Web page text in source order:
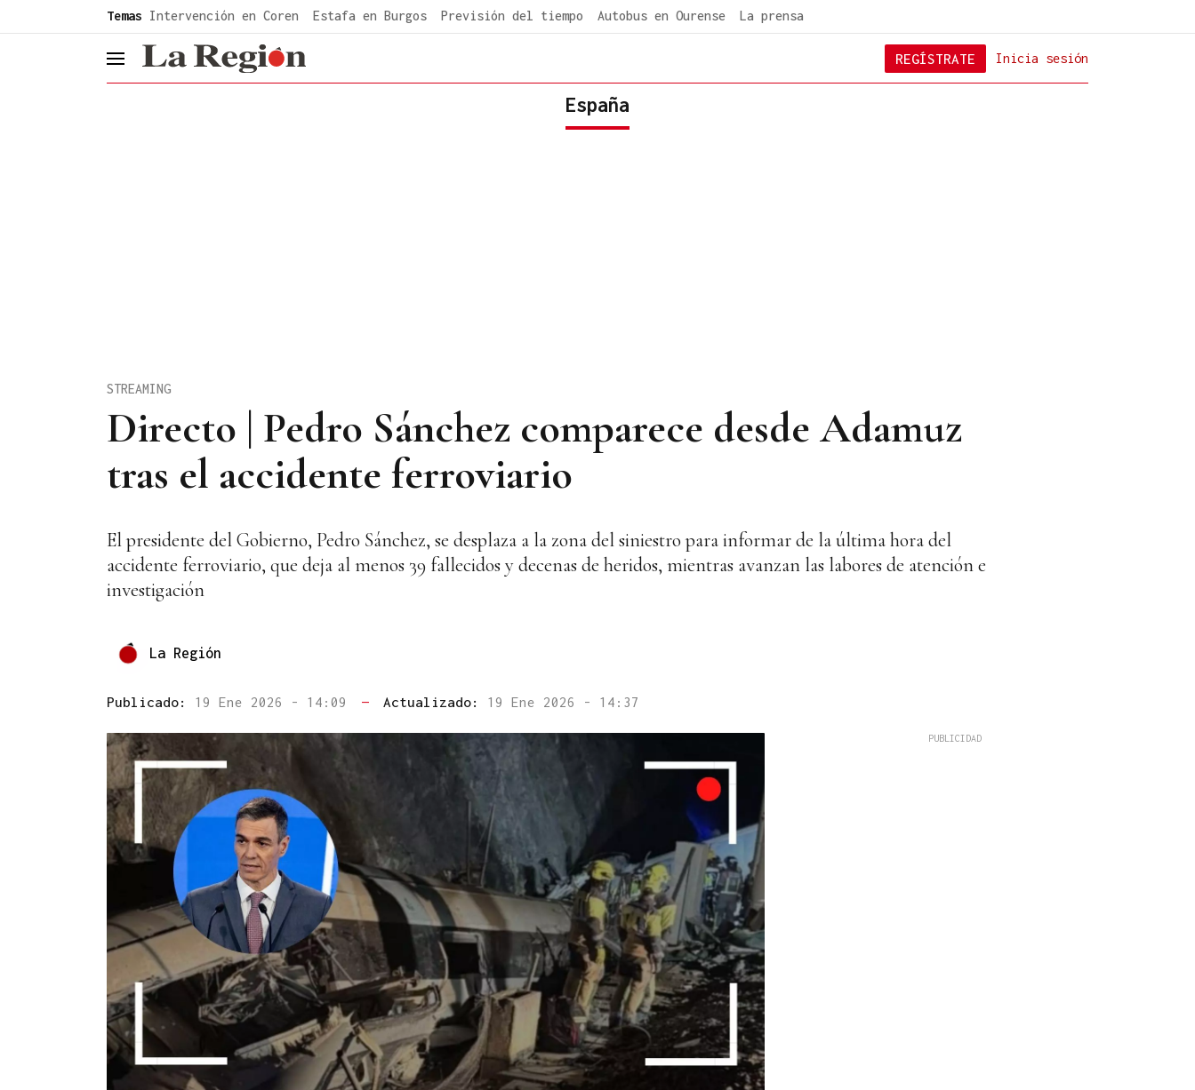
Temas Intervención en Coren Estafa en Burgos Previsión del tiempo Autobus en Ourense La prensa
header.menu.open Inicia sesión
REGÍSTRATE
España
Directo | Pedro Sánchez comparece desde Adamuz
tras el accidente ferroviario
STREAMING
El presidente del Gobierno, Pedro Sánchez, se desplaza a la zona del siniestro para informar de la última hora del
accidente ferroviario, que deja al menos 39 fallecidos y decenas de heridos, mientras avanzan las labores de atención e
investigación
La Región
Publicado: 19 Ene 2026 - 14:09 — Actualizado: 19 Ene 2026 - 14:37